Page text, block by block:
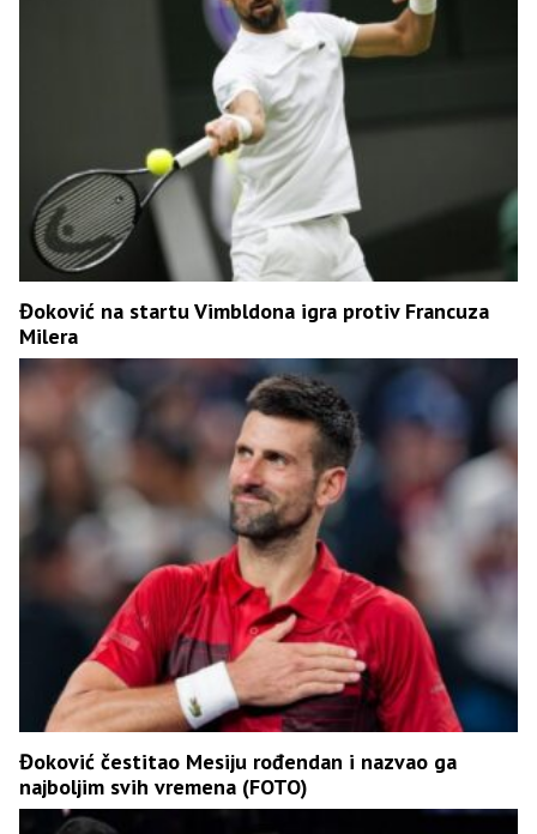
Đoković na startu Vimbldona igra protiv Francuza
Milera
Đoković čestitao Mesiju rođendan i nazvao ga
najboljim svih vremena (FOTO)